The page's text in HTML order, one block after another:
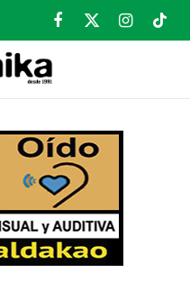
Facebook
X
Instagram